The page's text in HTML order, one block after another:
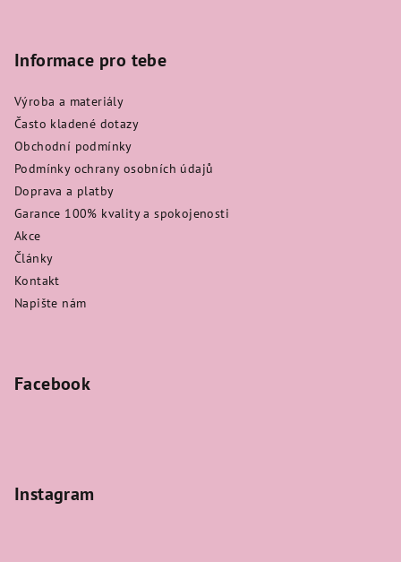
Informace pro tebe
Výroba a materiály
Často kladené dotazy
Obchodní podmínky
Podmínky ochrany osobních údajů
Doprava a platby
Garance 100% kvality a spokojenosti
Akce
Články
Kontakt
Napište nám
Facebook
Instagram